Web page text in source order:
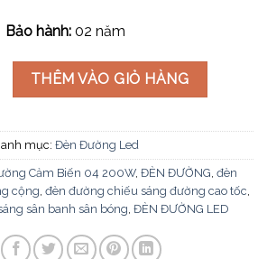
Bảo hành:02 năm
Cảm Biến 04 200W số lượng
THÊM VÀO GIỎ HÀNG
mục: Đèn Đường Led
Cảm Biến 04 200W, ĐÈN ĐƯỜNG đèn
cộng đèn đường chiếu sáng đường cao tốc
sân banh sân bóng ĐÈN ĐƯỜNG LED